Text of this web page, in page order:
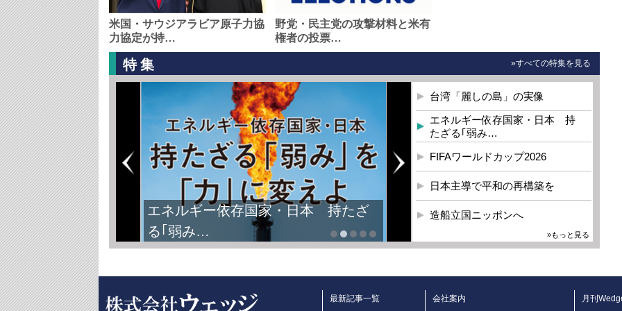
米国・サウジアラビア原子力協
力協定が持…
野党・民主党の攻撃材料と米有
権者の投票…
特集 »すべての特集を見る
エネルギー依存国家・日本 持たざ
る｢弱み…
台湾「麗しの島」の実像
エネルギー依存国家・日本 持
たざる｢弱み…
FIFAワールドカップ2026
日本主導で平和の再構築を
造船立国ニッポンへ
»もっと見る
最新記事一覧
会社案内
月刊